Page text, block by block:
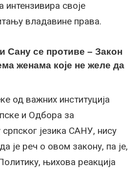
интензивира своје
владавине права.
Сану се противе – Закон
женама које не желе да
од важних институција
и Одбора за
српског језика САНУ, нису
је реч о овом закону, па је,
њихова реакција